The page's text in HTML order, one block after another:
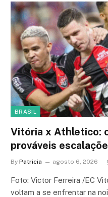
BRASIL
Vitória x Athletico:
prováveis
By Patricia agosto 6, 2026
Foto: Victor Ferreira /EC
voltam a se enfrentar na